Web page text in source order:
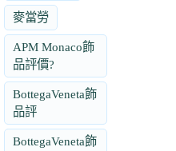
麥當勞
APM Monaco飾
品評價?
BottegaVeneta飾
品評
BottegaVeneta飾